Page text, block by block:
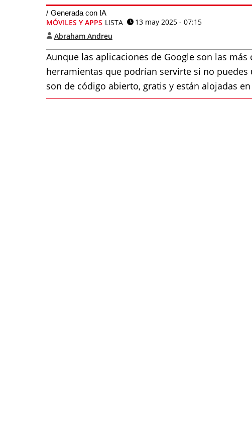
Generada con IA
MÓVILES Y APPS LISTA
13 may 2025 - 07:15
Abraham Andreu
Aunque las aplicaciones de Google son las
herramientas que podrían servirte si no puedes
son de código abierto, gratis y están alojadas en